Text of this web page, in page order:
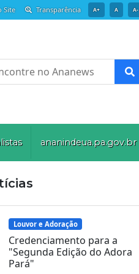
Site Transparência A+ A A-
no Ananews
ananindeua.pa.gov.br
Louvor e Adoração
Credenciamento para a
"Segunda Edição do Adora
Pará"